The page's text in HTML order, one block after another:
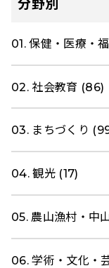
分野別
01. 保健・医療・
02. 社会教育 (86)
03. まちづくり
04. 観光 (17)
05. 農山漁村・中
06. 学術・文化・